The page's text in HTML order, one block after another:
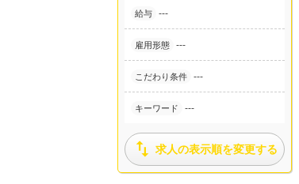
給与 ---
雇用形態 ---
こだわり条件 ---
キーワード ---
 求人の表示順を変更する